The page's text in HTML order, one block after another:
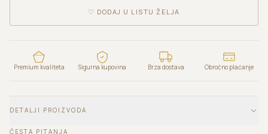
♡ DODAJ U LISTU ŽELJA
Premium kvaliteta Sigurna kupovina Brza dostava Obročno plaćanje
DETALJI PROIZVODA
ČESTA PITANJA